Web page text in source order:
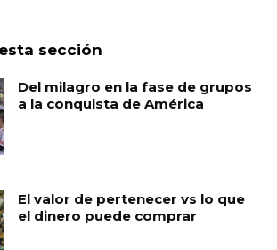
sección
Del milagro en la fase de grupos
a la conquista de América
El valor de pertenecer vs lo que
el dinero puede comprar